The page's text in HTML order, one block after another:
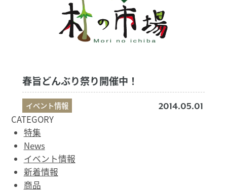
春旨どんぶり祭り開催中！
イベント情報 2014.05.01
CATEGORY
特集
News
イベント情報
新着情報
商品